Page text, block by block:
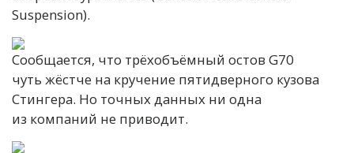
Suspension).
Сообщается, что трёхобъёмный остов G70
чуть жёстче на кручение пятидверного кузова
Стингера. Но точных данных ни одна
из компаний не приводит.